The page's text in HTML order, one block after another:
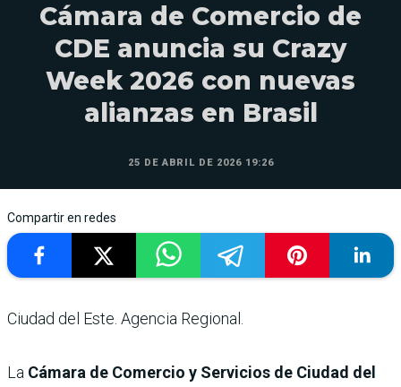
Cámara de Comercio de
CDE anuncia su Crazy
Week 2026 con nuevas
alianzas en Brasil
25 DE ABRIL DE 2026 19:26
Compartir en redes
Ciudad del Este. Agencia Regional.
La Cámara de Comercio y Servicios de Ciudad del